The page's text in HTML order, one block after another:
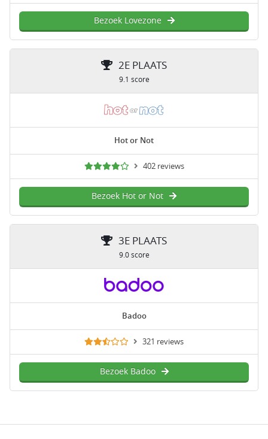
Bezoek Lovezone
2E PLAATS
9.1 score
Hot or Not
402 reviews
Bezoek Hot or Not
3E PLAATS
9.0 score
Badoo
321 reviews
Bezoek Badoo